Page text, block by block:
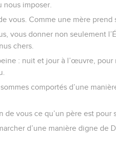
nous imposer.
vous. Comme une mère prend
vous donner non seulement
chers.
: nuit et jour à l’œuvre, pour
comportés d’une
vous ce qu’un père est pour
d’une manière digne de